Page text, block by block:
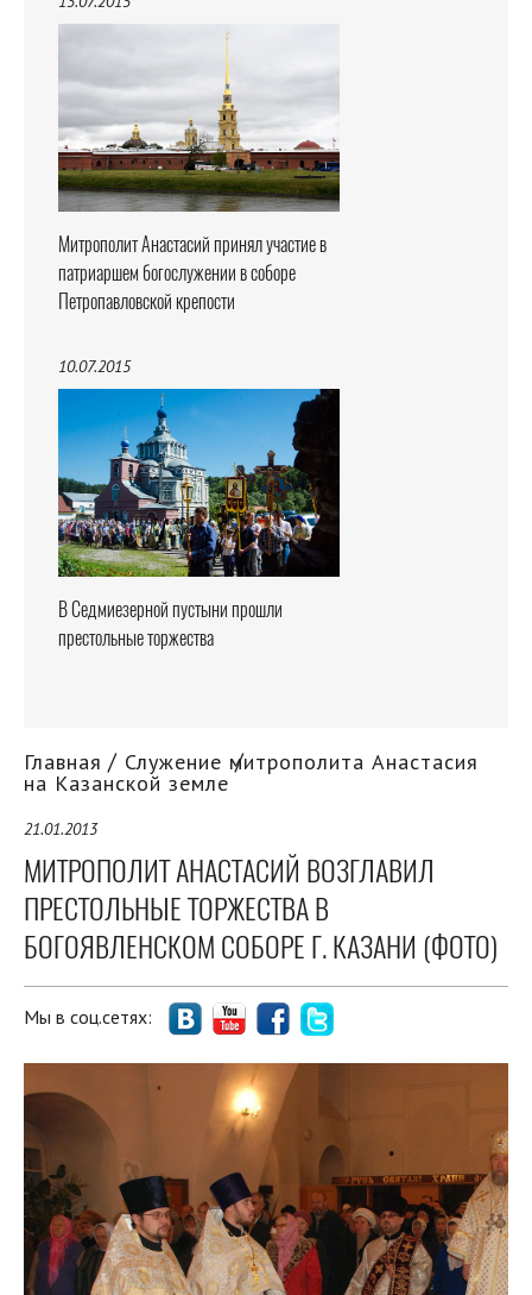
Митрополит Анастасий принял участие в
патриаршем богослужении в соборе
Петропавловской крепости
10.07.2015
В Седмиезерной пустыни прошли
престольные торжества
Главная Служение митрополита Анастасия
на Казанской земле
21.01.2013
МИТРОПОЛИТ АНАСТАСИЙ ВОЗГЛАВИЛ
ПРЕСТОЛЬНЫЕ ТОРЖЕСТВА В
БОГОЯВЛЕНСКОМ СОБОРЕ Г. КАЗАНИ (ФОТО)
Мы в соц.сетях: